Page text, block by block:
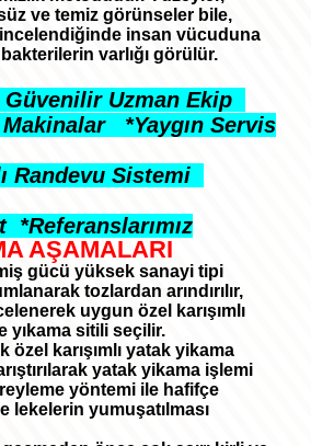
ve temiz görünseler bile,
insan vücuduna
varlığı görülür.
Uzman Ekip
*Yaygın Servis
Randevu Sistemi
*Referanslarımız
AŞAMALARI
gücü yüksek sanayi tipi
tozlardan arındırılır,
uygun özel karışımlı
yıkama sitili seçilir.
özel karışımlı yatak yikama
yatak yikama işlemi
yöntemi ile hafifçe
lekelerin yumuşatılması